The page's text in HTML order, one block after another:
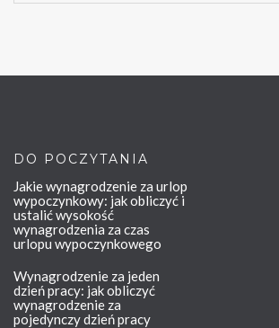
DO POCZYTANIA
Jakie wynagrodzenie za urlop
wypoczynkowy: jak obliczyć i
ustalić wysokość
wynagrodzenia za czas
urlopu wypoczynkowego
Wynagrodzenie za jeden
dzień pracy: jak obliczyć
wynagrodzenie za
pojedynczy dzień pracy